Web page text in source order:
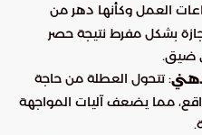
العمل وكأنها دهر من
بشكل مفرط نتيجة حصر
ضيق.
: تتحول العطلة من حاجة
مما يضعف آليات المواجهة